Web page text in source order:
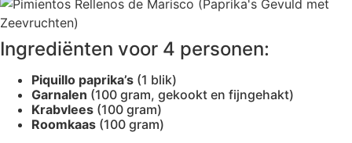
Ingrediënten voor 4 personen:
Piquillo paprika’s (1 blik)
Garnalen (100 gram, gekookt en fijngehakt)
Krabvlees (100 gram)
Roomkaas (100 gram)